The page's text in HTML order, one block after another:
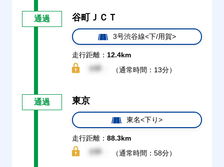
通過 谷町ＪＣＴ
3号渋谷線<下/用賀>
走行距離： 12.4km
（通常時間：13分）
通過 東京
東名<下り>
走行距離： 88.3km
（通常時間：58分）